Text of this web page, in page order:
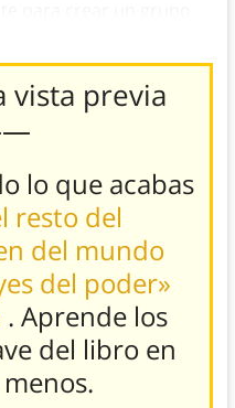
previa
lo que acabas
resto del
del mundo
del poder»
. Aprende los
del libro en